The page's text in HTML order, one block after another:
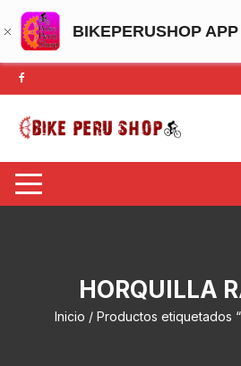
BIKEPERUSHOP APP
Saltar
al
contenido
HORQUILLA
Inicio / Productos etiquetados